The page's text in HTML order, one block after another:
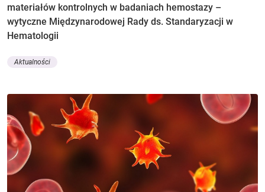
materiałów kontrolnych w badaniach hemostazy –
wytyczne Międzynarodowej Rady ds. Standaryzacji w
Hematologii
Aktualności